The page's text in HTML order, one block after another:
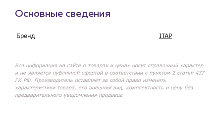
Основные сведения
Бренд ITAP
Вся информация на сайте о товарах и ценах носит справочный характер
и не является публичной офертой в соответствии с пунктом 2 статьи 437
ГК РФ. Производитель оставляет за собой право изменять
характеристики товара, его внешний вид, комплектность и цену без
предварительного уведомления продавца